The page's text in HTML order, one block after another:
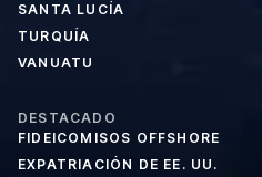
SANTA LUCÍA
TURQUÍA
VANUATU
DESTACADO
FIDEICOMISOS OFFSHORE
EXPATRIACIÓN DE EE. UU.